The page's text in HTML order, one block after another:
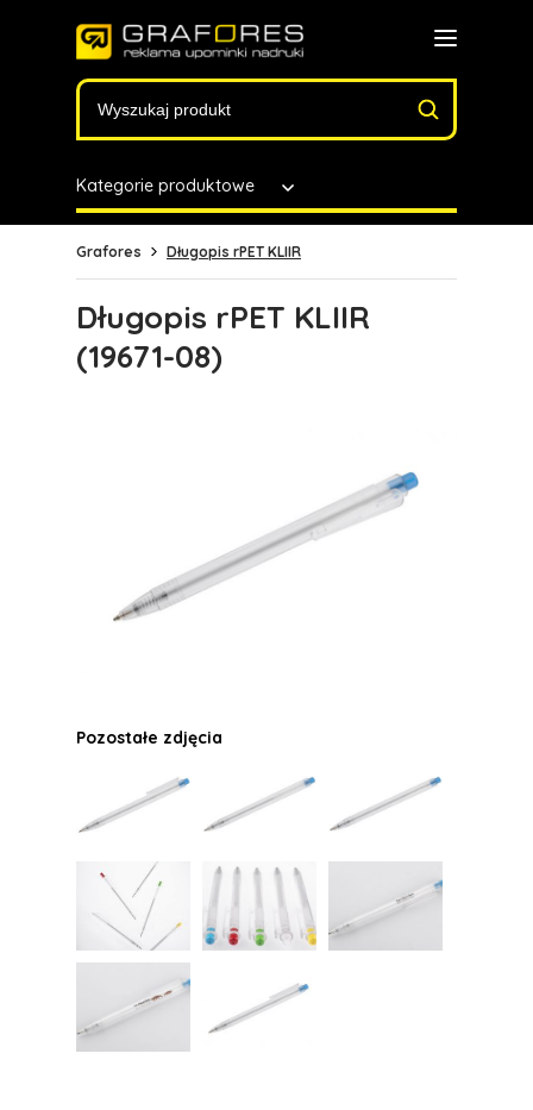
Kategorie produktowe
Grafores Długopis rPET KLIIR
Długopis rPET KLIIR
(19671-08)
Pozostałe zdjęcia